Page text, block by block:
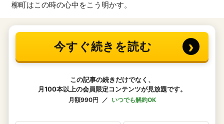
柳町はこの時の心中をこう明かす。